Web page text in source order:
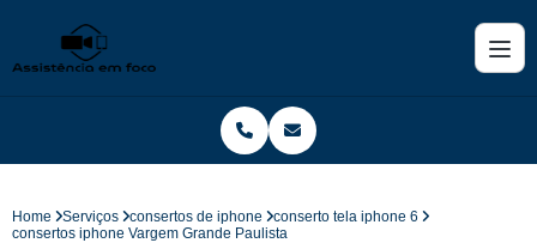
Home Serviços consertos de iphone
conserto tela iphone 6
consertos iphone Vargem Grande Paulista